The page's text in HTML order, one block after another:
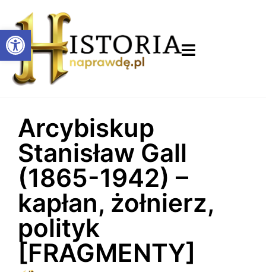
Otwórz pasek narzędzi
Arcybiskup
Stanisław Gall
(1865-1942) –
kapłan, żołnierz,
polityk
[FRAGMENTY]